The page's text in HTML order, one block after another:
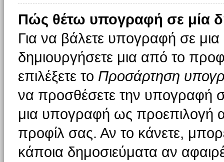
Πώς θέτω υπογραφή σε μία
Για να βάλετε υπογραφή σε
δημιουργήσετε μια από το
επιλέξετε το Προσάρτηση
να προσθέσετε την υπογραφή
μια υπογραφή ως προεπιλογή
προφίλ σας. Αν το κάνετε,
κάποια δημοσιεύματα αν